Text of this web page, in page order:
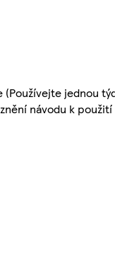
jednou
návodu k